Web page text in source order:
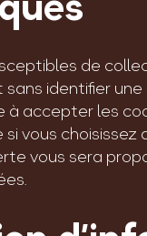
de
identifier
à accepter les
vous
vous sera